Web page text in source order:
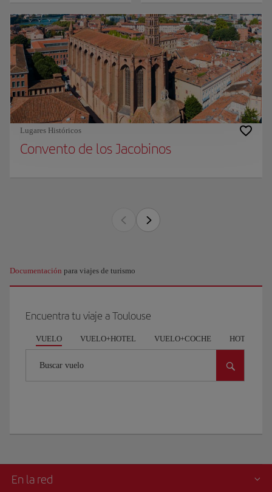
Lugares Históricos
Convento de los Jacobinos
Documentación para viajes de turismo
Encuentra tu viaje a Toulouse
VUELO VUELO+HOTEL VUELO+COCHE HOTEL
Buscar vuelo
En la red